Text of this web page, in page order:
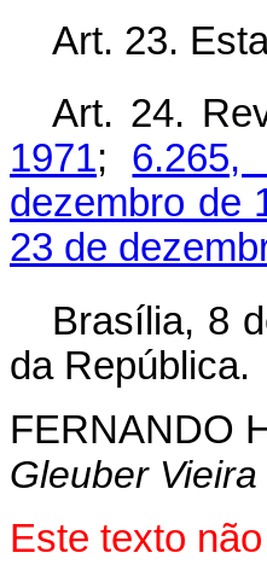
Art. 23.
Art. 24.
1971;
dezembro de
23 de
Brasília, 8
da República.
FERNANDO
Gleuber Vieira
Este texto